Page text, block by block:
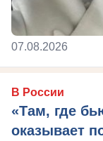
07.08.2026
В России
«Там, где
оказывает